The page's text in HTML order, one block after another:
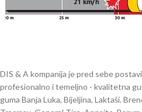
DIS & A kompanija je pred sebe
profesionalno i temeljno - kvalitetna
guma Banja Luka, Bijeljina, Laktaši.